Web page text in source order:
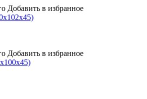
Добавить в избранное
Добавить в избранное